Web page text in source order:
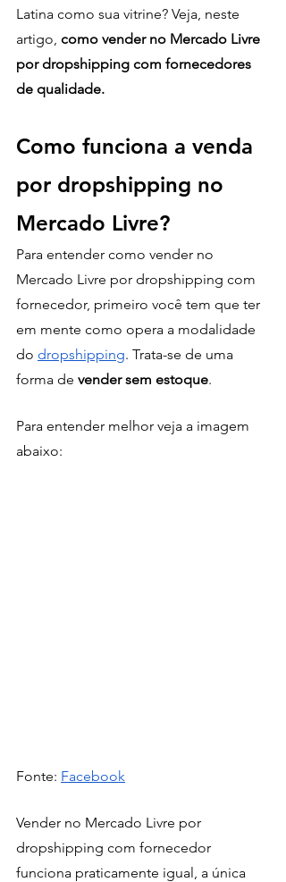
Latina como sua vitrine? Veja, neste
artigo, como vender no Mercado Livre
por dropshipping com fornecedores
de qualidade.
Como funciona a venda
por dropshipping no
Mercado Livre?
Para entender como vender no
Mercado Livre por dropshipping com
fornecedor, primeiro você tem que ter
em mente como opera a modalidade
do dropshipping. Trata-se de uma
forma de vender sem estoque.
Para entender melhor veja a imagem
abaixo:
Fonte: Facebook
Vender no Mercado Livre por
dropshipping com fornecedor
funciona praticamente igual, a única